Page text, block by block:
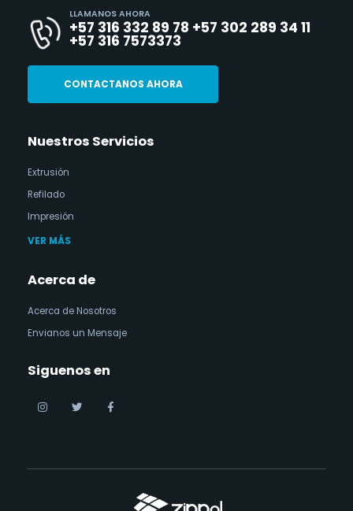
LLAMANOS AHORA
+57 316 332 89 78 +57 302 289 34 11
+57 316 7573373
CONTACTANOS AHORA
Nuestros Servicios
Extrusión
Refilado
Impresión
VER MÁS
Acerca de
Acerca de Nosotros
Envianos un Mensaje
Siguenos en